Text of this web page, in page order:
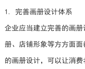
1. 完善画册设计体系
企业应当建立完善的画
册、店铺形象等方方面
的画册设计，可以让消